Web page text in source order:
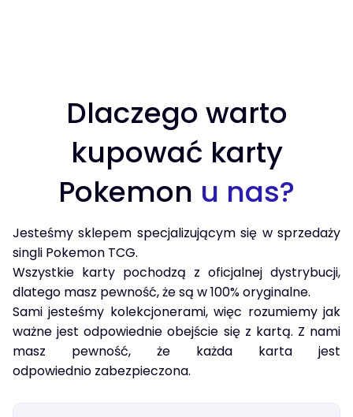
Dlaczego warto
kupować karty
Pokemon u nas?
Jesteśmy sklepem specjalizującym się w sprzedaży
singli Pokemon TCG.
Wszystkie karty pochodzą z oficjalnej dystrybucji,
dlatego masz pewność, że są w 100% oryginalne.
Sami jesteśmy kolekcjonerami, więc rozumiemy jak
ważne jest odpowiednie obejście się z kartą. Z nami
masz pewność, że każda karta jest
odpowiednio zabezpieczona.